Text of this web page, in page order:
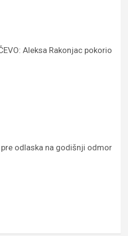
Aleksa Rakonjac pokorio
odlaska na godišnji odmor